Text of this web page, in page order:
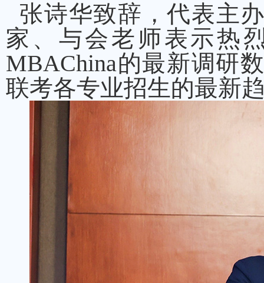
张诗华致辞，代表主
家、与会老师表示热
MBAChina的最新调研
联考各专业招生的最新